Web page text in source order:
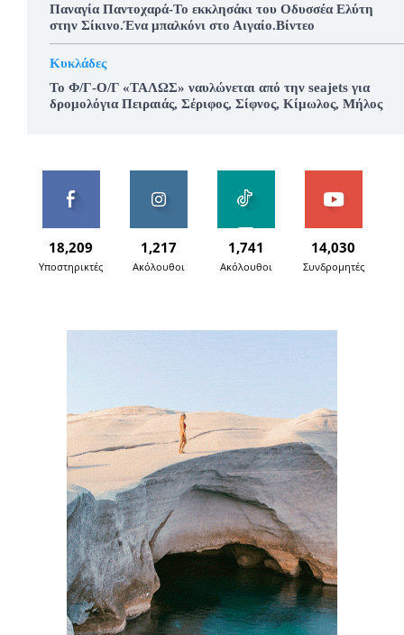
Παναγία Παντοχαρά-Το εκκλησάκι του Οδυσσέα Ελύτη
στην Σίκινο.Ένα μπαλκόνι στο Αιγαίο.Βίντεο
Κυκλάδες
To Φ/Γ-Ο/Γ «ΤΑΛΩΣ» ναυλώνεται από την seajets για
δρομολόγια Πειραιάς, Σέριφος, Σίφνος, Κίμωλος, Μήλος
18,209
Υποστηρικτές
1,217
Ακόλουθοι
1,741
Ακόλουθοι
14,030
Συνδρομητές